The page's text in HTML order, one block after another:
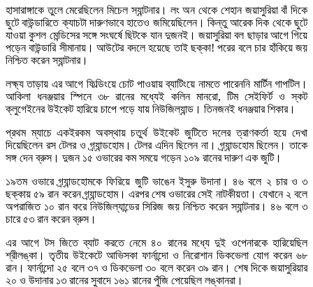
হাসারাঙ্গাকে তুলে মেরেছিলেন মিচেল স্যান্টনার। লং অন থেকে শেহান জয়াসুরিয়া বাঁ দিকে
ছুটে বাউন্ডারিতে ক্যাচটা দারুণভাবে হাতেও জমিয়েছিলেন। কিন্তু আরেক দিক থেকে ছুটে
যাওয়া কুশল মেন্ডিসের সঙ্গে সংঘর্ষে ছিটকে যান দুজনই। জয়াসুরিয়া বল ছাড়ার আগে গিয়ে
পড়েন বাউন্ডারি সীমানায়। আউটের বদলে হয়েছে তাই ছক্কা! পরের বলে চার হাঁকিয়ে জয়
নিশ্চিত করেন স্যান্টনার।
লক্ষ্য তাড়ায় এর আগে ফিল্ডিংয়ে চোট পাওয়ায় ব্যাটিংয়ে নামতে পারেননি মার্টিন গাপটিল।
আকিলা ধনঞ্জয়ার স্পিনে ৩৮ রানের মধ্যেই কলিন মানরো, টিম সেইফির্ট ও স্কট
ক্লুগেইনের উইকেট হারিয়ে চাপে পড়ে যায় নিউজিল্যান্ড। তিনজনই ধনঞ্জয়ার শিকার।
প্রথম ম্যাচে একইরকম অবস্থায় চতুর্থ উইকেট জুটিতে দলের ত্রাণকর্তা হয়ে দেখা
দিয়েছিলেন রস টেলর ও গ্র্যান্ডহোম। টেলর এদিন ছিলেন না। গ্র্যান্ডহোম ছিলেন। তাকে
সঙ্গ দেন ব্রুস। দুজন ১৫ ওভারের কম সময়ে গড়েন ১০৯ রানের দারুণ এক জুটি।
১৯তম ওভারে গ্র্যান্ডহোমকে ফিরিয়ে জুটি ভাঙেন ইসুরু উদানা। ৪৬ বলে ২ চার ও ৩
ছক্কায় ৫৯ রান করেন গ্র্যান্ডহোম। এরপর শেষ ওভারের সেই নাটকীয়তা। যেখানে ২ বলে
অপরাজিত ১০ রান করে নিউজিল্যান্ডের সিরিজ জয় নিশ্চিত করেন স্যান্টনার। ৪৬ বলে ৩
চারে ৫৩ রান করেন ব্রুস।
এর আগে টস জিতে ব্যাট করতে নেমে ৪০ রানের মধ্যে দুই ওপেনারকে হারিয়েছিল
শ্রীলঙ্কা। তৃতীয় উইকেটে আভিসকা ফার্নান্দো ও নিরোশান ডিকভেলা যোগ করেন ৬৮
রান। ফার্নান্দো ২৫ বলে ৩৭ ও ডিকভেলা ৩০ বলে করেন ৩৯ রান। শেষ দিকে জয়াসুরিয়ার
২০ ও উদানার ১৩ রানের সুবাদে ১৬১ রানের পুঁজি পেয়েছিল লঙ্কানরা।